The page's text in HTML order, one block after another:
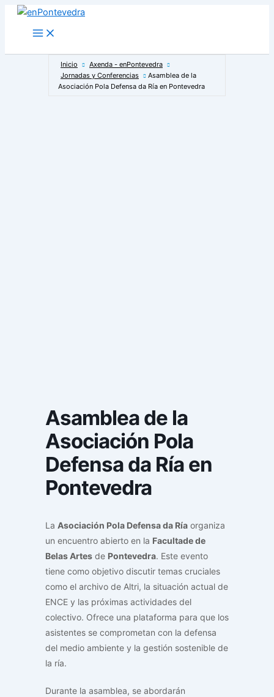
Main
Menu
Inicio
Axenda - enPontevedra
Jornadas y Conferencias
Asamblea de la
Asociación Pola Defensa da Ría en Pontevedra
Asamblea de la
Asociación Pola
Defensa da Ría en
Pontevedra
La Asociación Pola Defensa da Ría organiza
un encuentro abierto en la Facultade de
Belas Artes de Pontevedra. Este evento
tiene como objetivo discutir temas cruciales
como el archivo de Altri, la situación actual de
ENCE y las próximas actividades del
colectivo. Ofrece una plataforma para que los
asistentes se comprometan con la defensa
del medio ambiente y la gestión sostenible de
la ría.
Durante la asamblea, se abordarán